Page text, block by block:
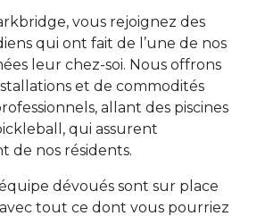
vous rejoignez des
qui ont fait de l’une de nos
leur chez-soi. Nous offrons
et de commodités
allant des piscines
qui assurent
de nos résidents.
dévoués sont sur place
tout ce dont vous pourriez